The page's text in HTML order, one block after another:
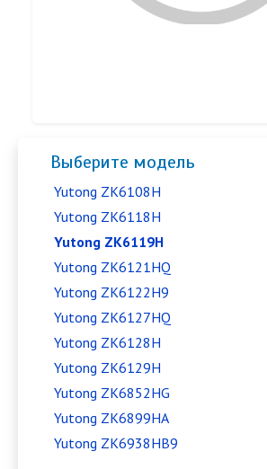
Выберите модель
Yutong ZK6108H
Yutong ZK6118H
Yutong ZK6119H
Yutong ZK6121HQ
Yutong ZK6122H9
Yutong ZK6127HQ
Yutong ZK6128H
Yutong ZK6129H
Yutong ZK6852HG
Yutong ZK6899HA
Yutong ZK6938HB9